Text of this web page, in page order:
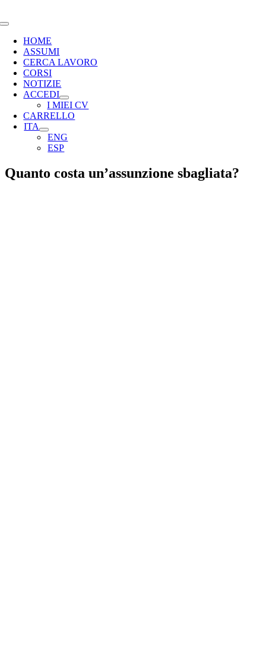
al
Toggle
Navigation
HOME
ASSUMI
CERCA LAVORO
CORSI
NOTIZIE
ACCEDI
I MIEI CV
CARRELLO
ITA
ENG
ESP
Quanto costa un’assunzione sbagliata?